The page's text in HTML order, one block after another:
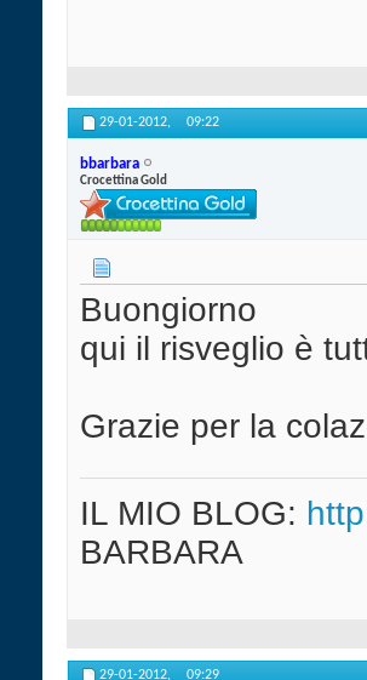
29-01-2012, 09:22
bbarbara
Crocettina Gold
Buongiorno
qui il risveglio è
Grazie per la
IL MIO BLOG:
BARBARA
29-01-2012, 09:29